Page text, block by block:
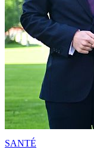
SANTÉ